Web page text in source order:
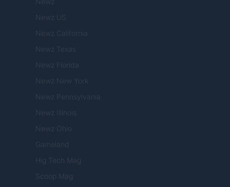
Newz US
Newz California
Newz Texas
Newz Florida
Newz New York
Newz Pennsylvania
Newz Illinois
Newz Ohio
Gameland
Hig Tech Mag
Scoop Mag